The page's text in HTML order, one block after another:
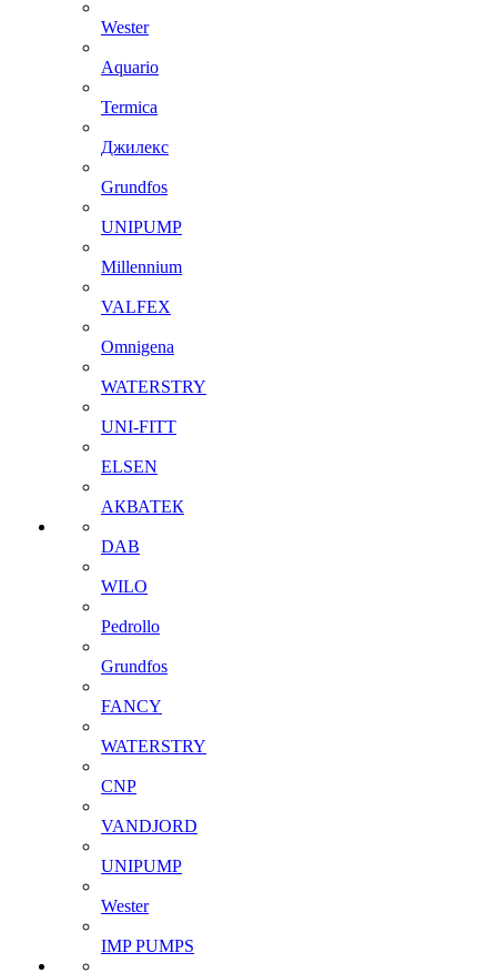
Wester
Aquario
Termica
Джилекс
Grundfos
UNIPUMP
Millennium
VALFEX
Omnigena
WATERSTRY
UNI-FITT
ELSEN
АКВАТЕК
DAB
WILO
Pedrollo
Grundfos
FANCY
WATERSTRY
CNP
VANDJORD
UNIPUMP
Wester
IMP PUMPS